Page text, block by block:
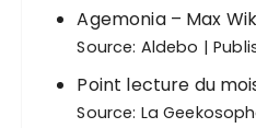
Agemonia – Max
Source: Aldebo
Point lecture du
Source: La